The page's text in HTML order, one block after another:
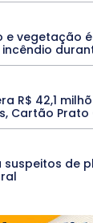
Agora
TEATRO
Tocantins
e vegetação
R$ 42,1
Cartão Prato
suspeitos de